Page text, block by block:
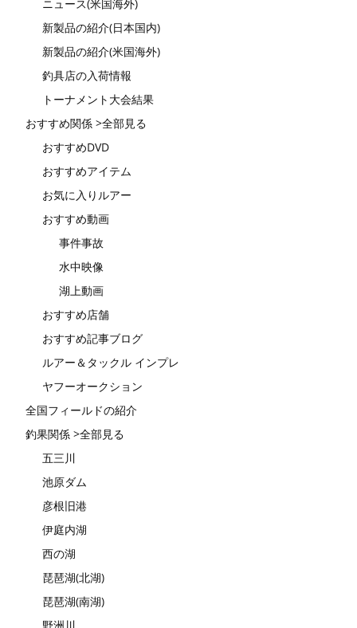
ニュース(米国海外)
新製品の紹介(日本国内)
新製品の紹介(米国海外)
釣具店の入荷情報
トーナメント大会結果
おすすめ関係 >全部見る
おすすめDVD
おすすめアイテム
お気に入りルアー
おすすめ動画
事件事故
水中映像
湖上動画
おすすめ店舗
おすすめ記事ブログ
ルアー＆タックル インプレ
ヤフーオークション
全国フィールドの紹介
釣果関係 >全部見る
五三川
池原ダム
彦根旧港
伊庭内湖
西の湖
琵琶湖(北湖)
琵琶湖(南湖)